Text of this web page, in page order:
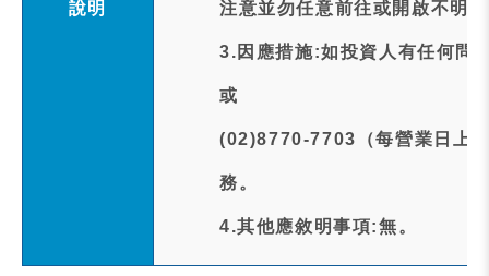
說明 注意並勿任意前往或開啟不明
3.因應措施:如投資人有任何問
或
(02)8770-7703（每營業日上
務。
4.其他應敘明事項:無。